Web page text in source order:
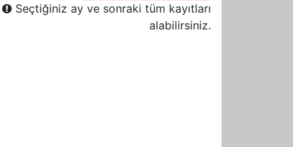
Seçtiğiniz ay ve sonraki tüm kayıtları
alabilirsiniz.